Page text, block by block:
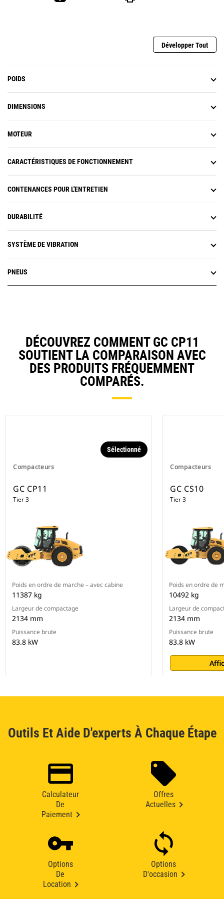
Développer Tout
POIDS
DIMENSIONS
MOTEUR
CARACTÉRISTIQUES DE FONCTIONNEMENT
CONTENANCES POUR L'ENTRETIEN
DURABILITÉ
SYSTÈME DE VIBRATION
PNEUS
DÉCOUVREZ COMMENT GC CP11
SOUTIENT LA COMPARAISON AVEC
DES PRODUITS FRÉQUEMMENT
COMPARÉS.
Compacteurs
Sélectionné
GC CP11
Tier 3
Poids en ordre de marche – avec cabine
11387 kg
Largeur de compactage
2134 mm
Puissance brute
83.8 kW
Compacteurs
GC CS10
Tier 3
Poids en ordre de
10492 kg
Largeur de
2134 mm
Puissance brute
83.8 kW
Outils Et Aide D'experts À Chaque Étape
Calculateur
De
Paiement
Offres
Actuelles
Options
De
Location
Options
D'occasion